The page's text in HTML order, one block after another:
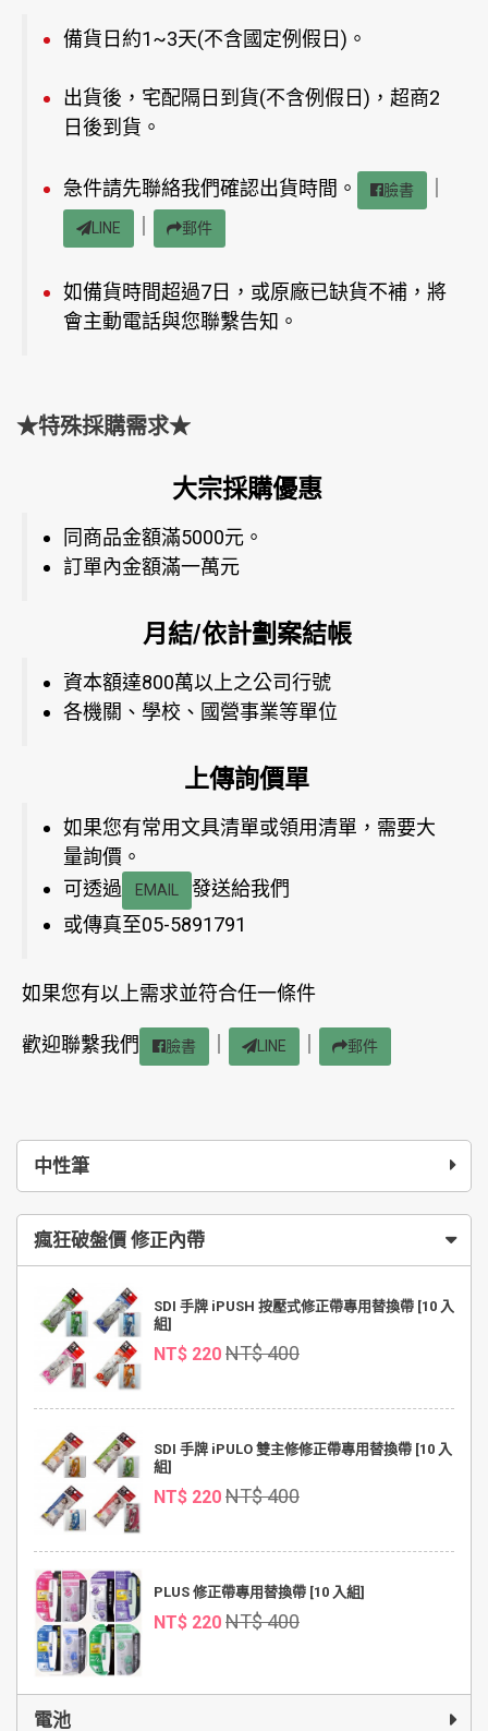
中性筆
瘋狂破盤價 修正內帶
SDI 手牌 iPUSH 按壓式修正帶專用替換帶 [10 入
組]
NT$ 220 NT$ 400
SDI 手牌 iPULO 雙主修修正帶專用替換帶 [10 入
組]
NT$ 220 NT$ 400
PLUS 修正帶專用替換帶 [10 入組]
NT$ 220 NT$ 400
電池
備貨日約1~3天(不含國定例假日)。
出貨後，宅配隔日到貨(不含例假日)，超商2
日後到貨。
急件請先聯絡我們確認出貨時間。 臉書
LINE 郵件
如備貨時間超過7日，或原廠已缺貨不補，將
會主動電話與您聯繫告知。
★特殊採購需求★
大宗採購優惠
同商品金額滿5000元。
訂單內金額滿一萬元
月結/依計劃案結帳
資本額達800萬以上之公司行號
各機關、學校、國營事業等單位
上傳詢價單
如果您有常用文具清單或領用清單，需要大
量詢價。
可透過
EMAIL
發送給我們
或傳真至05-5891791
如果您有以上需求並符合任一條件
歡迎聯繫我們 臉書 LINE 郵件